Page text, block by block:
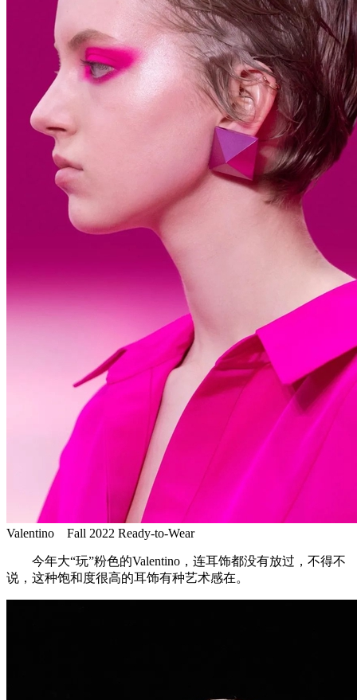
Valentino Fall 2022 Ready-to-Wear
今年大“玩”粉色的Valentino，连耳饰都没有放过，不得不
说，这种饱和度很高的耳饰有种艺术感在。